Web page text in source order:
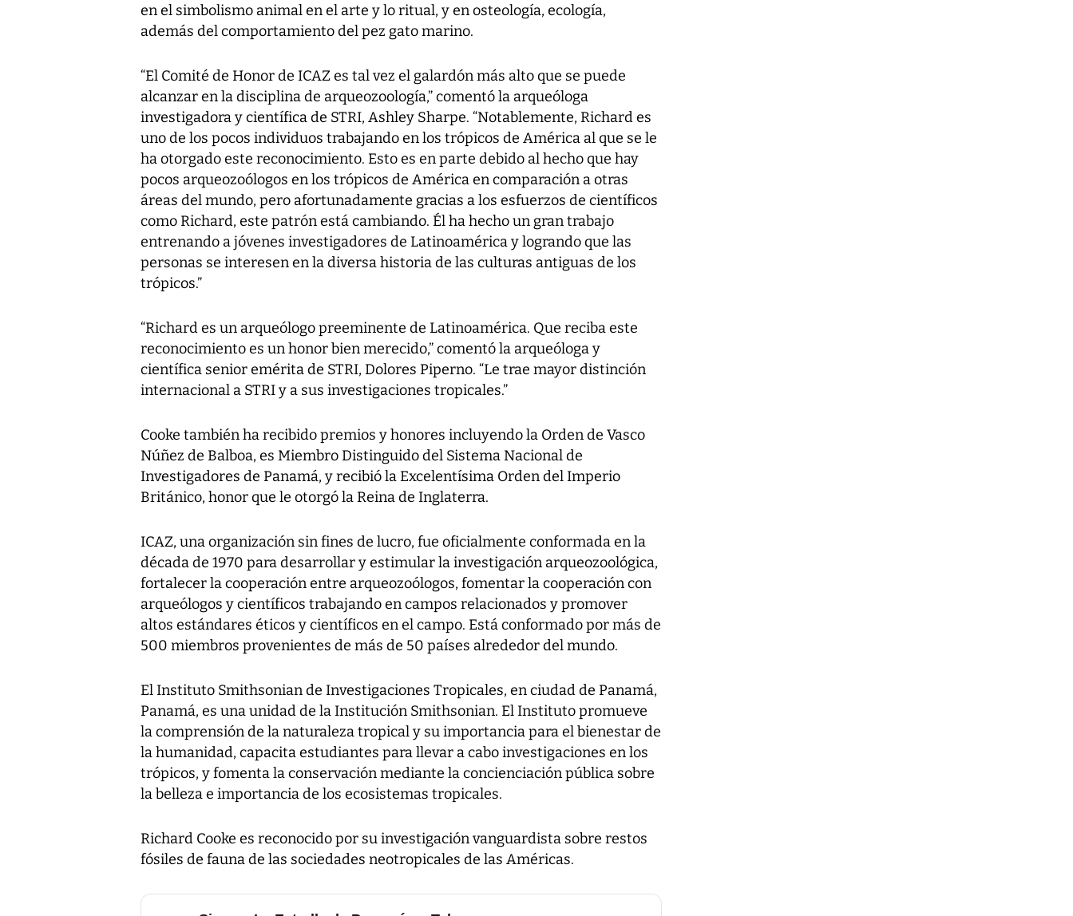
en el simbolismo animal en el arte y lo ritual, y en osteología, ecología,
además del comportamiento del pez gato marino.
“El Comité de Honor de ICAZ es tal vez el galardón más alto que se puede
alcanzar en la disciplina de arqueozoología,” comentó la arqueóloga
investigadora y científica de STRI, Ashley Sharpe. “Notablemente, Richard es
uno de los pocos individuos trabajando en los trópicos de América al que se le
ha otorgado este reconocimiento. Esto es en parte debido al hecho que hay
pocos arqueozoólogos en los trópicos de América en comparación a otras
áreas del mundo, pero afortunadamente gracias a los esfuerzos de científicos
como Richard, este patrón está cambiando. Él ha hecho un gran trabajo
entrenando a jóvenes investigadores de Latinoamérica y logrando que las
personas se interesen en la diversa historia de las culturas antiguas de los
trópicos.”
“Richard es un arqueólogo preeminente de Latinoamérica. Que reciba este
reconocimiento es un honor bien merecido,” comentó la arqueóloga y
científica senior emérita de STRI, Dolores Piperno. “Le trae mayor distinción
internacional a STRI y a sus investigaciones tropicales.”
Cooke también ha recibido premios y honores incluyendo la Orden de Vasco
Núñez de Balboa, es Miembro Distinguido del Sistema Nacional de
Investigadores de Panamá, y recibió la Excelentísima Orden del Imperio
Británico, honor que le otorgó la Reina de Inglaterra.
ICAZ, una organización sin fines de lucro, fue oficialmente conformada en la
década de 1970 para desarrollar y estimular la investigación arqueozoológica,
fortalecer la cooperación entre arqueozoólogos, fomentar la cooperación con
arqueólogos y científicos trabajando en campos relacionados y promover
altos estándares éticos y científicos en el campo. Está conformado por más de
500 miembros provenientes de más de 50 países alrededor del mundo.
El Instituto Smithsonian de Investigaciones Tropicales, en ciudad de Panamá,
Panamá, es una unidad de la Institución Smithsonian. El Instituto promueve
la comprensión de la naturaleza tropical y su importancia para el bienestar de
la humanidad, capacita estudiantes para llevar a cabo investigaciones en los
trópicos, y fomenta la conservación mediante la concienciación pública sobre
la belleza e importancia de los ecosistemas tropicales.
Richard Cooke es reconocido por su investigación vanguardista sobre restos
fósiles de fauna de las sociedades neotropicales de las Américas.